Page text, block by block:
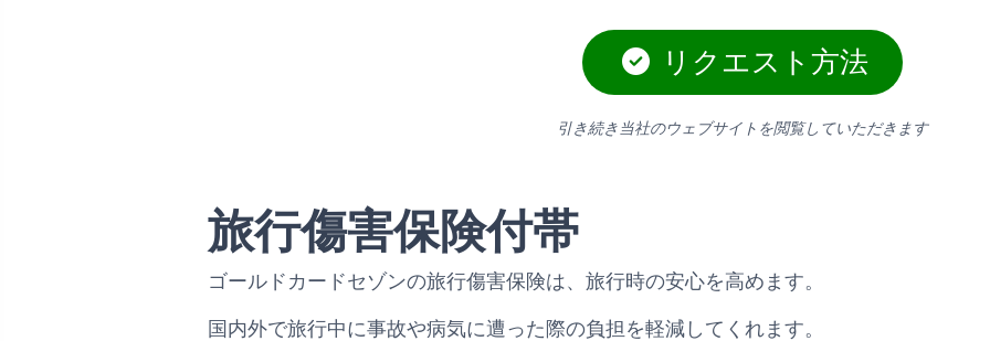
リクエスト方法
引き続き当社のウェブサイトを閲覧していただきます
旅行傷害保険付帯
ゴールドカードセゾンの旅行傷害保険は、旅行時の安心を高めます。
国内外で旅行中に事故や病気に遭った際の負担を軽減してくれます。